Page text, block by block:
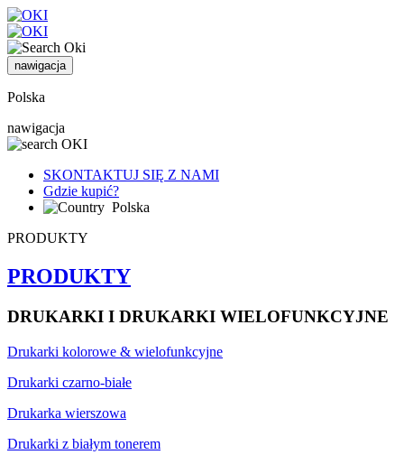
nawigacja
Polska
nawigacja
SKONTAKTUJ SIĘ Z NAMI
Gdzie kupić?
Polska
PRODUKTY
PRODUKTY
DRUKARKI I DRUKARKI WIELOFUNKCYJNE
Drukarki kolorowe & wielofunkcyjne
Drukarki czarno-białe
Drukarka wierszowa
Drukarki z białym tonerem